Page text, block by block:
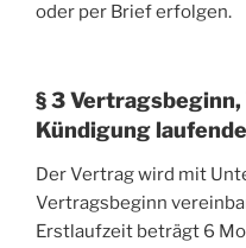
oder per Brief erfolgen.
§ 3
Kündigung
Der Vertrag wird mit
Vertragsbeginn
Erstlaufzeit beträgt 6